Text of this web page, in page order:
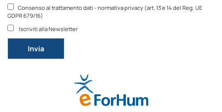
Consenso al trattamento dati - normativa privacy (art. 13 e 14 del Reg. UE
GDPR 679/16)
Iscriviti alla Newsletter